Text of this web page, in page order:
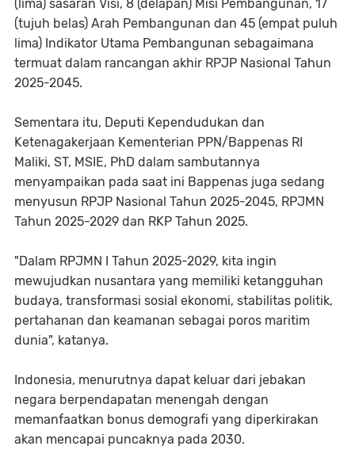
(lima) sasaran Visi, 8 (delapan) Misi Pembangunan, 17
(tujuh belas) Arah Pembangunan dan 45 (empat puluh
lima) Indikator Utama Pembangunan sebagaimana
termuat dalam rancangan akhir RPJP Nasional Tahun
2025-2045.
Sementara itu, Deputi Kependudukan dan
Ketenagakerjaan Kementerian PPN/Bappenas RI
Maliki, ST, MSIE, PhD dalam sambutannya
menyampaikan pada saat ini Bappenas juga sedang
menyusun RPJP Nasional Tahun 2025-2045, RPJMN
Tahun 2025-2029 dan RKP Tahun 2025.
"Dalam RPJMN I Tahun 2025-2029, kita ingin
mewujudkan nusantara yang memiliki ketangguhan
budaya, transformasi sosial ekonomi, stabilitas politik,
pertahanan dan keamanan sebagai poros maritim
dunia", katanya.
Indonesia, menurutnya dapat keluar dari jebakan
negara berpendapatan menengah dengan
memanfaatkan bonus demografi yang diperkirakan
akan mencapai puncaknya pada 2030.